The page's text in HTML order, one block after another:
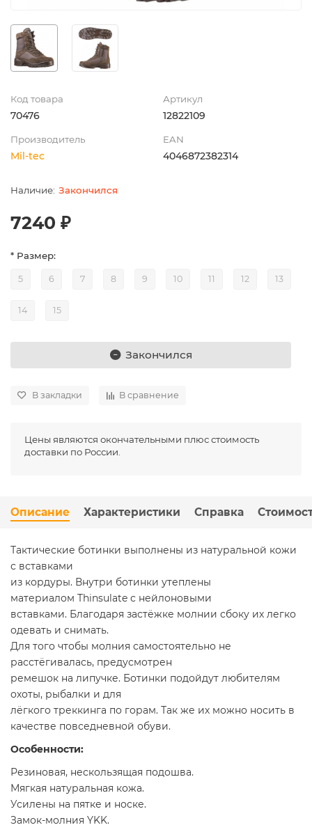
Код товара
70476
Артикул
12822109
Производитель
Mil-tec
EAN
4046872382314
Закончился
7240 ₽
* Размер:
5 6 7 8 9 10 11 12 13
14 15
Закончился
В закладки В сравнение
Цены являются окончательными плюс стоимость
доставки по России.
Описание Характеристики Справка
Тактические ботинки выполнены из натуральной кожи
с вставками
из кордуры. Внутри ботинки утеплены
материалом Thinsulate с нейлоновыми
вставками. Благодаря застёжке молнии сбоку их легко
одевать и снимать.
Для того чтобы молния самостоятельно не
расстёгивалась, предусмотрен
ремешок на липучке. Ботинки подойдут любителям
охоты, рыбалки и для
лёгкого треккинга по горам. Так же их можно носить в
качестве повседневной обуви.
Особенности:
Резиновая, нескользящая подошва.
Мягкая натуральная кожа.
Усилены на пятке и носке.
Замок-молния YKK.